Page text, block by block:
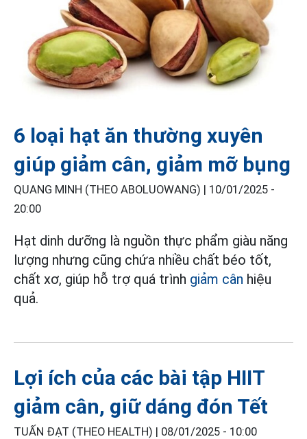
6 loại hạt ăn thường xuyên
giúp giảm cân, giảm mỡ bụng
QUANG MINH (THEO ABOLUOWANG) | 10/01/2025 -
20:00
Hạt dinh dưỡng là nguồn thực phẩm giàu năng
lượng nhưng cũng chứa nhiều chất béo tốt,
chất xơ, giúp hỗ trợ quá trình giảm cân hiệu
quả.
Lợi ích của các bài tập HIIT
giảm cân, giữ dáng đón Tết
TUẤN ĐẠT (THEO HEALTH) | 08/01/2025 - 10:00